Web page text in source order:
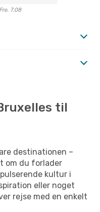
7.08
til
destinationen –
om du forlader
kultur i
eller noget
rejse med en enkelt